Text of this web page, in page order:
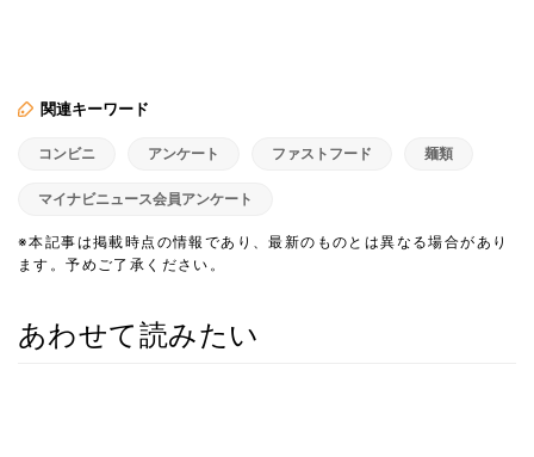
関連キーワード
コンビニ アンケート ファストフード 麺類
マイナビニュース会員アンケート
※本記事は掲載時点の情報であり、最新のものとは異なる場合があり
ます。予めご了承ください。
あわせて読みたい